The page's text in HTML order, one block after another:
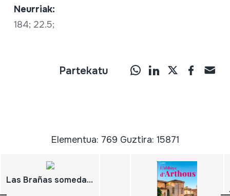
Neurriak:
184; 22.5;
Partekatu
Elementua: 769 Guztira: 15871
Las Brañas somedanas. Proyecto LIFE de recuperación integrada y sostenible de Brañas en el Parque Natural dee Somiedo;